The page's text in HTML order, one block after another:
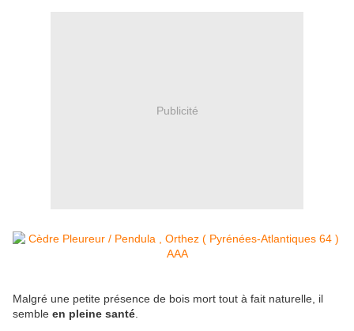
Publicité
Malgré une petite présence de bois mort tout à fait naturelle, il
semble en pleine santé